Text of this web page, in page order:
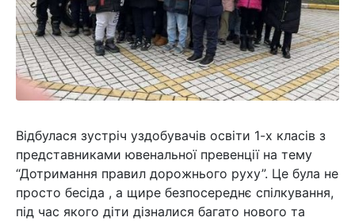
Відбулася зустріч уздобувачів освіти 1-х класів з
представниками ювенальної превенції на тему
“Дотримання правил дорожнього руху”. Це була не
просто бесіда , а щире безпосереднє спілкування,
під час якого діти дізналися багато нового та